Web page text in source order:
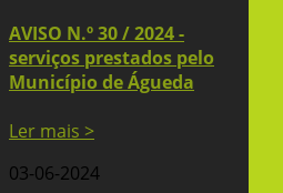
AVISO N.º 30 / 2024 -
serviços prestados pelo
Município de Águeda
Ler mais >
03-06-2024